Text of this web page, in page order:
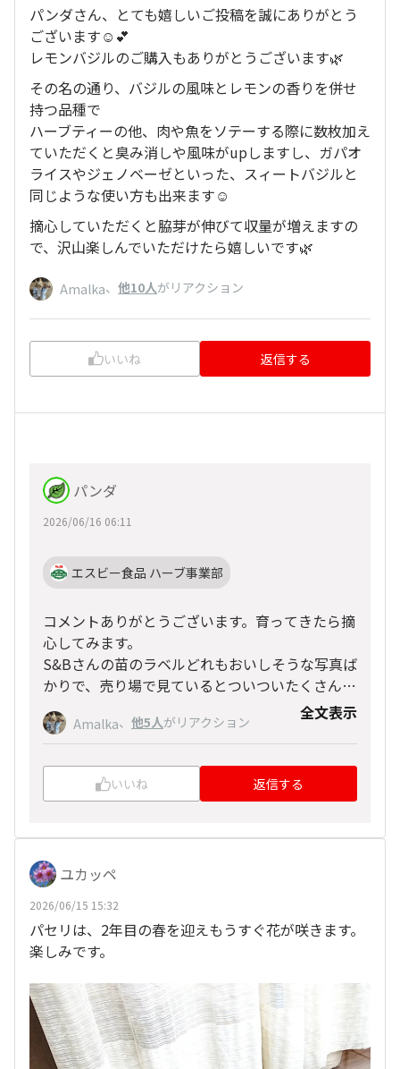
パンダさん、とても嬉しいご投稿を誠にありがとう
ございます☺💕
レモンバジルのご購入もありがとうございます🌿
その名の通り、バジルの風味とレモンの香りを併せ
持つ品種で
ハーブティーの他、肉や魚をソテーする際に数枚加え
ていただくと臭み消しや風味がupしますし、ガパオ
ライスやジェノベーゼといった、スィートバジルと
同じような使い方も出来ます☺
摘心していただくと脇芽が伸びて収量が増えますの
で、沢山楽しんでいただけたら嬉しいです🌿
Amalka、 他10人がリアクション
いいね 返信する
パンダ
2026/06/16 06:11
エスビー食品 ハーブ事業部
コメントありがとうございます。育ってきたら摘
心してみます。
S&Bさんの苗のラベルどれもおいしそうな写真ば
かりで、売り場で見ているとついついたくさん育
ててみたくなります。
Amalka、 他5人がリアクション 全文表示
いいね 返信する
ユカッペ
2026/06/15 15:32
パセリは、2年目の春を迎えもうすぐ花が咲きます。
楽しみです。